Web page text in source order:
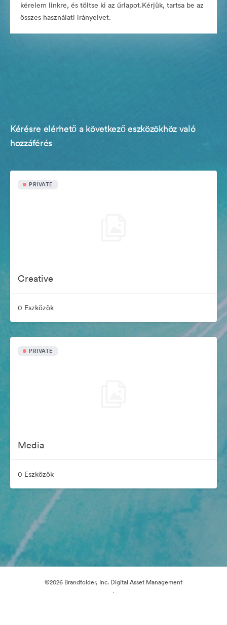
kérelem linkre, és töltse ki az űrlapot.Kérjük, tartsa be az
összes használati irányelvet.
Kérésre elérhető a következő eszközökhöz való
hozzáférés
PRIVATE
Creative
0 Eszközök
PRIVATE
Media
0 Eszközök
©2026 Brandfolder, Inc. Digital Asset Management
·